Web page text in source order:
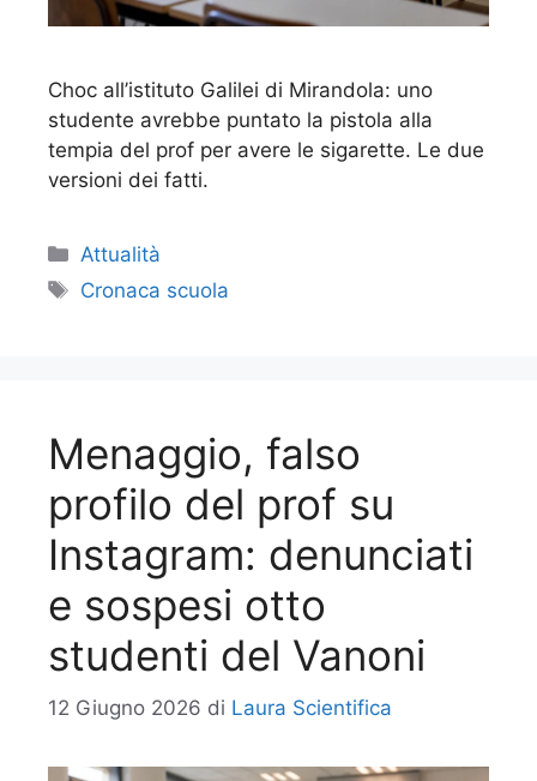
Choc all’istituto Galilei di Mirandola: uno
studente avrebbe puntato la pistola alla
tempia del prof per avere le sigarette. Le due
versioni dei fatti.
Categorie
Attualità
Tag
Cronaca scuola
Menaggio, falso
profilo del prof su
Instagram: denunciati
e sospesi otto
studenti del Vanoni
12 Giugno 2026 di Laura Scientifica